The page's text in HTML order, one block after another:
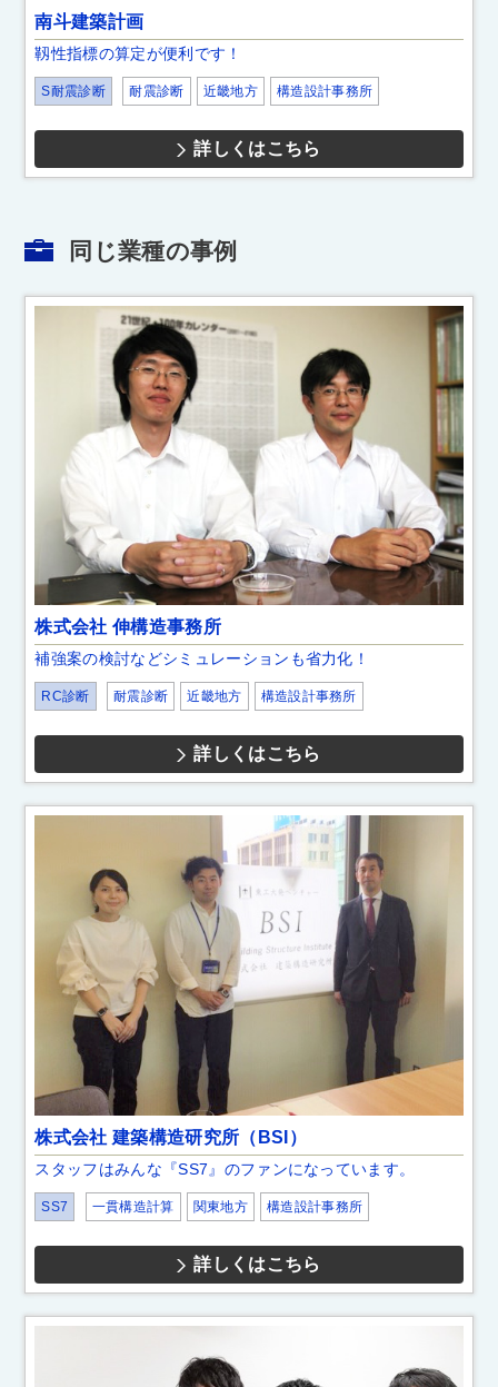
南斗建築計画
靱性指標の算定が便利です！
S耐震診断 耐震診断 近畿地方 構造設計事務所
詳しくはこちら
同じ業種の事例
株式会社 伸構造事務所
補強案の検討などシミュレーションも省力化！
RC診断 耐震診断 近畿地方 構造設計事務所
詳しくはこちら
株式会社 建築構造研究所（BSI）
スタッフはみんな『SS7』のファンになっています。
SS7 一貫構造計算 関東地方 構造設計事務所
詳しくはこちら